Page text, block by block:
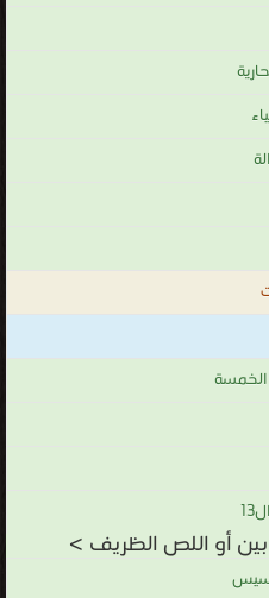
عرفت شخصية لوبين في العالم
سلسلات خاصة لأكثر من مرة في
لثلاث سنوات متتالية، حتى
كتيبات قصصية وهي باقية إلى
بعنوان "اعتقال أرسين لوبين" في
أرسين لوبين بالنبل والشرف والشهامة فهو
أو كسب المال والانتقام من
أو اللص الظريف >